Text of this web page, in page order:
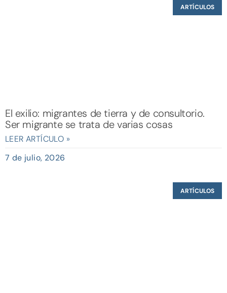
ARTÍCULOS
El exilio: migrantes de tierra y de consultorio.
Ser migrante se trata de varias cosas
LEER ARTÍCULO »
7 de julio, 2026
ARTÍCULOS